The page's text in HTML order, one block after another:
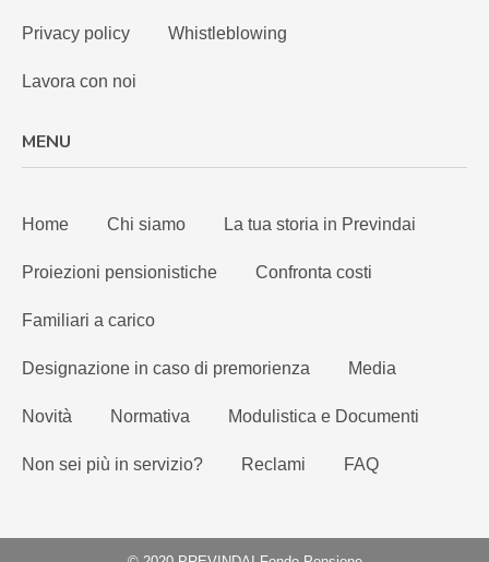
Privacy policy Whistleblowing
Lavora con noi
MENU
Home Chi siamo La tua storia in Previndai
Proiezioni pensionistiche Confronta costi
Familiari a carico
Designazione in caso di premorienza Media
Novità Normativa Modulistica e Documenti
Non sei più in servizio? Reclami FAQ